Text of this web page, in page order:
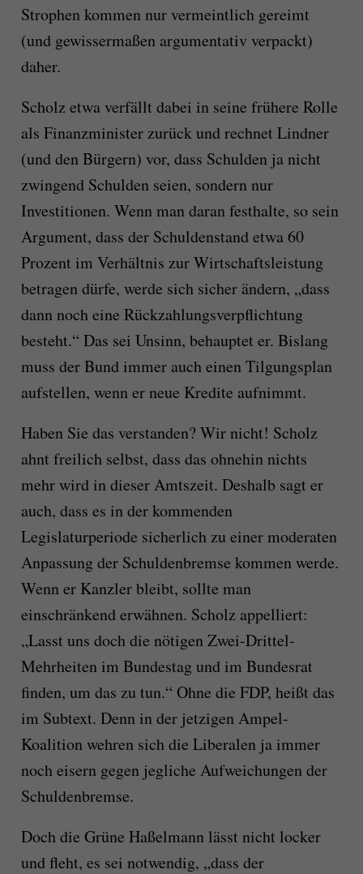
Strophen kommen nur vermeintlich gereimt
(und gewissermaßen argumentativ verpackt)
daher.
Scholz etwa verfällt dabei in seine frühere Rolle
als Finanzminister zurück und rechnet Lindner
(und den Bürgern) vor, dass Schulden ja nicht
zwingend Schulden seien, sondern nur
Investitionen. Wenn man daran festhalte, so sein
Argument, dass der Schuldenstand etwa 60
Prozent im Verhältnis zur Wirtschaftsleistung
betragen dürfe, werde sich sicher ändern, „dass
dann noch eine Rückzahlungsverpflichtung
besteht.“ Das sei Unsinn, behauptet er. Bislang
muss der Bund immer auch einen Tilgungsplan
aufstellen, wenn er neue Kredite aufnimmt.
Haben Sie das verstanden? Wir nicht! Scholz
ahnt freilich selbst, dass das ohnehin nichts
mehr wird in dieser Amtszeit. Deshalb sagt er
auch, dass es in der kommenden
Legislaturperiode sicherlich zu einer moderaten
Anpassung der Schuldenbremse kommen werde.
Wenn er Kanzler bleibt, sollte man
einschränkend erwähnen. Scholz appelliert:
„Lasst uns doch die nötigen Zwei-Drittel-
Mehrheiten im Bundestag und im Bundesrat
finden, um das zu tun.“ Ohne die FDP, heißt das
im Subtext. Denn in der jetzigen Ampel-
Koalition wehren sich die Liberalen ja immer
noch eisern gegen jegliche Aufweichungen der
Schuldenbremse.
Doch die Grüne Haßelmann lässt nicht locker
und fleht, es sei notwendig, „dass der